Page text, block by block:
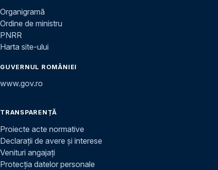
Organigramă
Ordine de ministru
PNRR
Harta site-ului
GUVERNUL ROMÂNIEI
www.gov.ro
TRANSPARENȚĂ
Proiecte acte normative
Declarații de avere și interese
Venituri angajați
Protecția datelor personale